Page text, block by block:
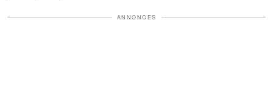
ANNONCES